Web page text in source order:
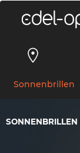
Sonnenbrillen
SONNENBRILLEN